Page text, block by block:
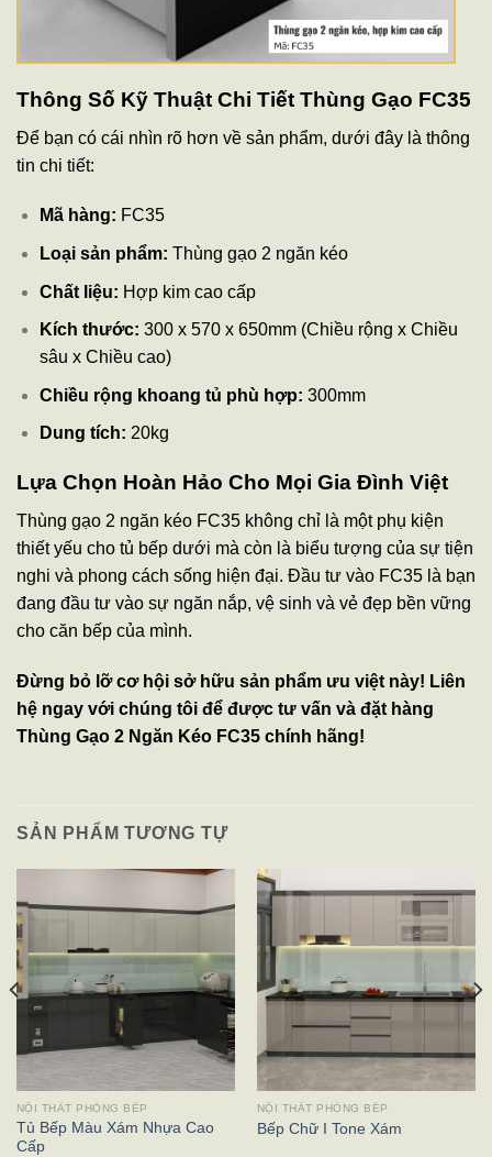
Thông Số Kỹ Thuật Chi Tiết Thùng Gạo FC35
Để bạn có cái nhìn rõ hơn về sản phẩm, dưới đây là thông
tin chi tiết:
Mã hàng: FC35
Loại sản phẩm: Thùng gạo 2 ngăn kéo
Chất liệu: Hợp kim cao cấp
Kích thước: 300 x 570 x 650mm (Chiều rộng x Chiều
sâu x Chiều cao)
Chiều rộng khoang tủ phù hợp: 300mm
Dung tích: 20kg
Lựa Chọn Hoàn Hảo Cho Mọi Gia Đình Việt
Thùng gạo 2 ngăn kéo FC35 không chỉ là một phụ kiện
thiết yếu cho tủ bếp dưới mà còn là biểu tượng của sự tiện
nghi và phong cách sống hiện đại. Đầu tư vào FC35 là bạn
đang đầu tư vào sự ngăn nắp, vệ sinh và vẻ đẹp bền vững
cho căn bếp của mình.
Đừng bỏ lỡ cơ hội sở hữu sản phẩm ưu việt này! Liên
hệ ngay với chúng tôi để được tư vấn và đặt hàng
Thùng Gạo 2 Ngăn Kéo FC35 chính hãng!
SẢN PHẨM TƯƠNG TỰ
NỘI THẤT PHÒNG BẾP
Tủ Bếp Màu Xám Nhựa Cao
Cấp
NỘI THẤT PHÒNG BẾP
Bếp Chữ I Tone Xám